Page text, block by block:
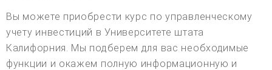
Вы можете приобрести курс по управленческому
учету инвестиций в Университете штата
Калифорния. Мы подберем для вас необходимые
функции и окажем полную информационную и